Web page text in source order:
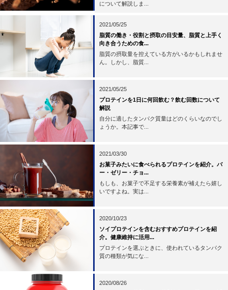
について解説しま...
2021/05/25
脂質の働き・役割と摂取の目安量、脂質と上手く
向き合うための食...
脂質の摂取量を控えている方がいるかもしれませ
ん。しかし、脂質...
2021/05/25
プロテインを1日に何回飲む？飲む回数について
解説
自分に適したタンパク質量はどのくらいなのでし
ょうか。本記事で...
2021/03/30
お菓子みたいに食べられるプロテインを紹介。バ
ー・ゼリー・チョ...
もしも、お菓子で不足する栄養素が補えたら嬉し
いですよね。実は...
2020/10/23
ソイプロテインを含むおすすめプロテインを紹
介。健康維持に活用...
プロテインを選ぶときに、使われているタンパク
質の種類が気にな...
2020/08/26